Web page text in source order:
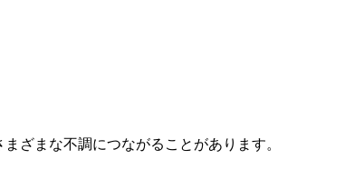
ざまな不調につながることがあります。